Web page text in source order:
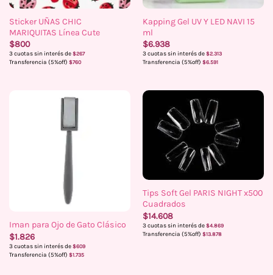
Sticker UÑAS CHIC
MARIQUITAS Línea Cute
$800
3 cuotas sin interés de $267
Transferencia (5%off) $760
Kapping Gel UV Y LED NAVI 15
ml
$6.938
3 cuotas sin interés de $2.313
Transferencia (5%off) $6.591
Iman para Ojo de Gato Clásico
$1.826
3 cuotas sin interés de $609
Transferencia (5%off) $1.735
Tips Soft Gel PARIS NIGHT x500
Cuadrados
$14.608
3 cuotas sin interés de $4.869
Transferencia (5%off) $13.878